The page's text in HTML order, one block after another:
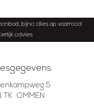
bijna alles op voorraad
advies
5
TK OMMEN